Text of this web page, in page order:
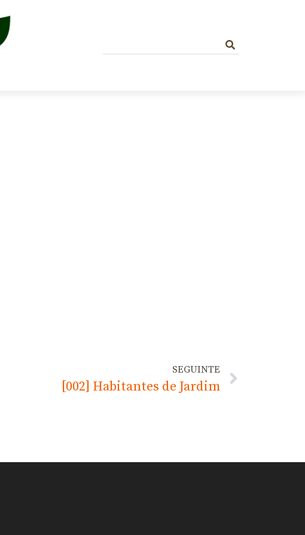
SEGUINTE
[002] Habitantes de Jardim